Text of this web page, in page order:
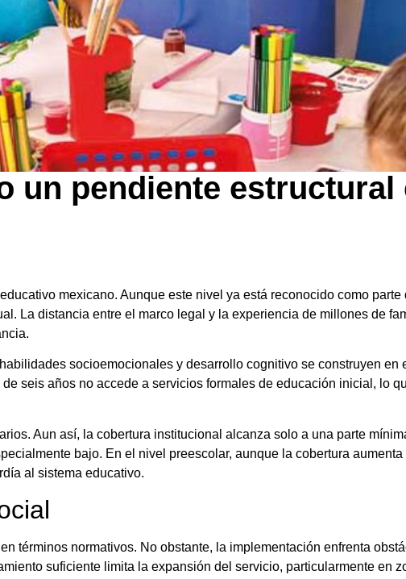
un pendiente estructural
mexicano. Aunque este nivel ya está reconocido como parte
La distancia entre el marco legal y la experiencia de millones de
socioemocionales y desarrollo cognitivo se construyen en
seis años no accede a servicios formales de educación inicial, lo
Aun así, la cobertura institucional alcanza solo a una parte
bajo. En el nivel preescolar, aunque la cobertura aumenta
al sistema educativo.
términos normativos. No obstante, la implementación enfrenta
suficiente limita la expansión del servicio, particularmente en